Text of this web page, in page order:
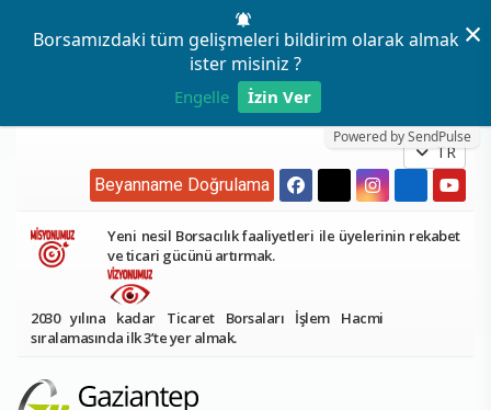
Borsamızdaki tüm gelişmeleri bildirim olarak almak
ister misiniz ?
Engelle İzin Ver
Powered by SendPulse
×
TR
Beyanname Doğrulama
Yeni nesil Borsacılık faaliyetleri ile üyelerinin rekabet
ve ticari gücünü artırmak.
2030 yılına kadar Ticaret Borsaları İşlem Hacmi
sıralamasında ilk 3’te yer almak.